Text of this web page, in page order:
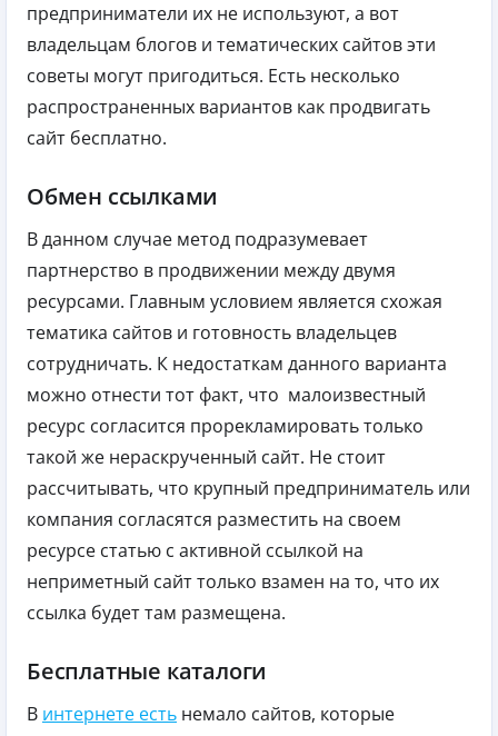
предприниматели их не используют, а вот
владельцам блогов и тематических сайтов эти
советы могут пригодиться. Есть несколько
распространенных вариантов как продвигать
сайт бесплатно.
Обмен ссылками
В данном случае метод подразумевает
партнерство в продвижении между двумя
ресурсами. Главным условием является схожая
тематика сайтов и готовность владельцев
сотрудничать. К недостаткам данного варианта
можно отнести тот факт, что малоизвестный
ресурс согласится прорекламировать только
такой же нераскрученный сайт. Не стоит
рассчитывать, что крупный предприниматель или
компания согласятся разместить на своем
ресурсе статью с активной ссылкой на
неприметный сайт только взамен на то, что их
ссылка будет там размещена.
Бесплатные каталоги
В интернете есть немало сайтов, которые